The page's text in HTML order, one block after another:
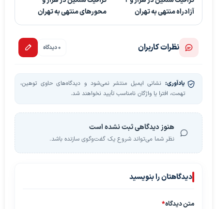
آزادراه منتهی به تهران
محورهای منتهی به تهران
نظرات کاربران 0 دیدگاه
یادآوری: نشانی ایمیل منتشر نمی‌شود و دیدگاه‌های حاوی توهین،
تهمت، افترا یا واژگان نامناسب تأیید نخواهند شد.
هنوز دیدگاهی ثبت نشده است
نظر شما می‌تواند شروع یک گفت‌وگوی سازنده باشد.
دیدگاهتان را بنویسید
متن دیدگاه*